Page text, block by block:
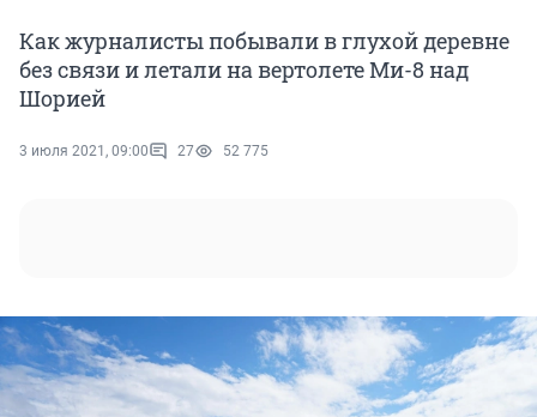
Как журналисты побывали в глухой деревне
без связи и летали на вертолете Ми-8 над
Шорией
3 июля 2021, 09:00 27 52 775